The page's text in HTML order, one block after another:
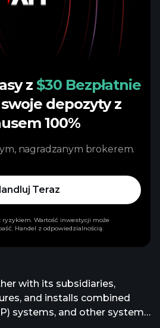
with its subsidiaries,
and installs combined
systems, and other systems
z $30 Bezpłatnie
depozyty z
100%
nagradzanym brokerem.
Teraz
ryzykiem. Wartość inwestycji może
Handel z odpowiedzialnością.